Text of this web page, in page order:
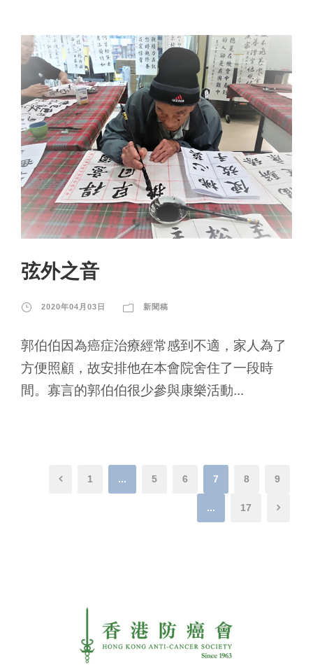
弦外之音
2020年04月03日 新聞稿
郭伯伯因為癌症治療經常感到不適，家人為了
方便照顧，故安排他在本會院舍住了一段時
間。寡言的郭伯伯很少參與康樂活動...
1 ... 5 6 7 8 9
... 17